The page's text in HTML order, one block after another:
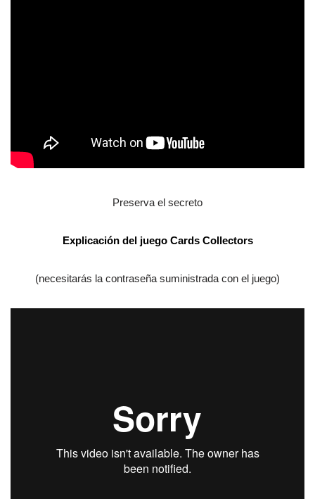
Preserva el secreto
Explicación del juego Cards Collectors
(necesitarás la contraseña suministrada con el juego)